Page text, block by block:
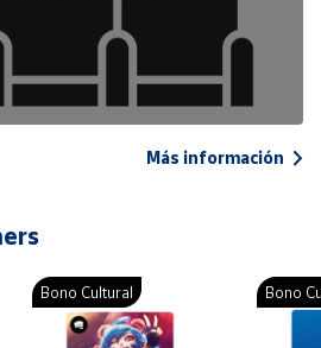
Más información
Bono Cultural Bono